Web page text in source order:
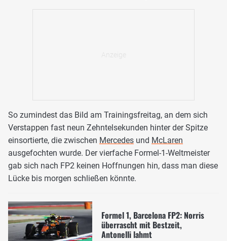
So zumindest das Bild am Trainingsfreitag, an dem sich
Verstappen fast neun Zehntelsekunden hinter der Spitze
einsortierte, die zwischen Mercedes und McLaren
ausgefochten wurde. Der vierfache Formel-1-Weltmeister
gab sich nach FP2 keinen Hoffnungen hin, dass man diese
Lücke bis morgen schließen könnte.
Formel 1, Barcelona FP2: Norris
überrascht mit Bestzeit,
Antonelli lahmt